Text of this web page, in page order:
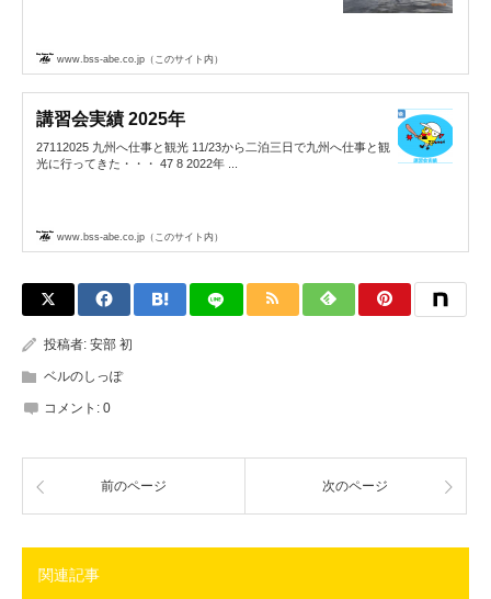
www.bss-abe.co.jp（このサイト内）
講習会実績 2025年
27112025 九州へ仕事と観光 11/23から二泊三日で九州へ仕事と観
光に行ってきた・・・ 47 8 2022年 ...
www.bss-abe.co.jp（このサイト内）
投稿者: 安部 初
ベルのしっぽ
コメント: 0
前のページ 次のページ
関連記事